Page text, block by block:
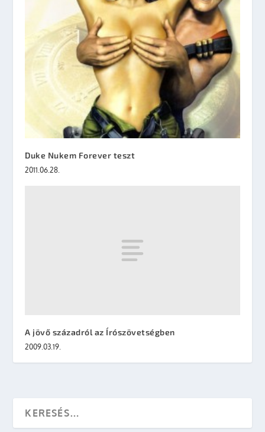
Duke Nukem Forever teszt
2011.06.28.
A jövő századról az Írószövetségben
2009.03.19.